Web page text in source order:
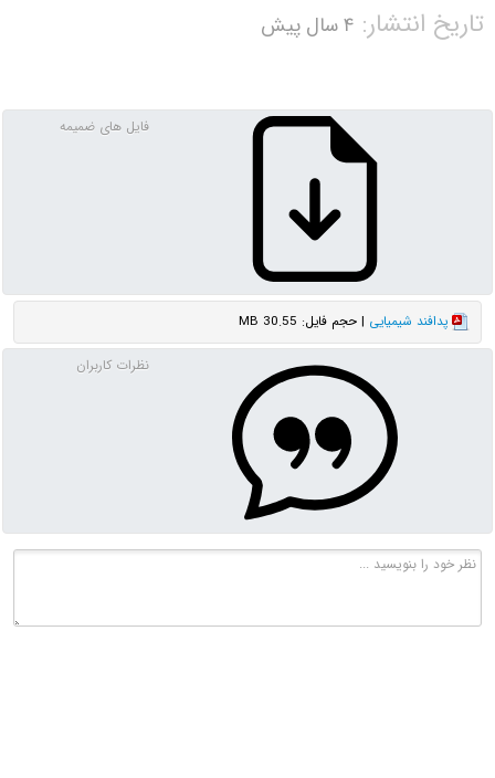
تاریخ انتشار:۴ سال پیش
فایل های ضمیمه
پدافند شیمیایی | حجم فایل: 30.55 MB
نظرات کاربران